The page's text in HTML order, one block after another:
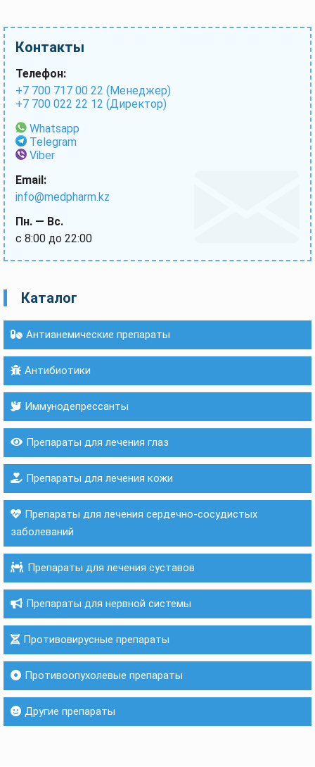
Контакты
Телефон:
+7 700 717 00 22 (Менеджер)
+7 700 022 22 12 (Директор)
Whatsapp
Telegram
Viber
Email:
info@medpharm.kz
Пн. — Вс.
с 8:00 до 22:00
Каталог
Антианемические препараты
Антибиотики
Иммунодепрессанты
Препараты для лечения глаз
Препараты для лечения кожи
Препараты для лечения сердечно-сосудистых
заболеваний
Препараты для лечения суставов
Препараты для нервной системы
Противовирусные препараты
Противоопухолевые препараты
Другие препараты